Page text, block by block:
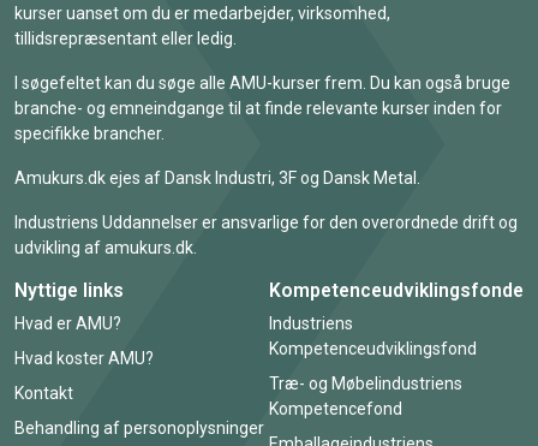
kurser uanset om du er medarbejder, virksomhed,
tillidsrepræsentant eller ledig.
I søgefeltet kan du søge alle AMU-kurser frem. Du kan også bruge
branche- og emneindgange til at finde relevante kurser inden for
specifikke brancher.
Amukurs.dk ejes af Dansk Industri, 3F og Dansk Metal.
Industriens Uddannelser er ansvarlige for den overordnede drift og
udvikling af amukurs.dk.
Nyttige links
Hvad er AMU?
Hvad koster AMU?
Kontakt
Behandling af personoplysninger
Kompetenceudviklingsfonde
Industriens
Kompetenceudviklingsfond
Træ- og Møbelindustriens
Kompetencefond